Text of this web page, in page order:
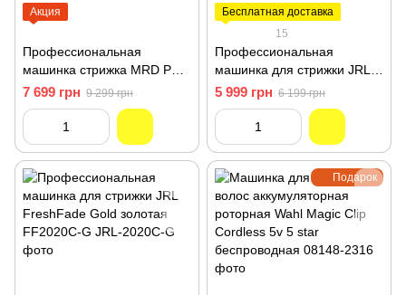
Акция
Профессиональная
машинка стрижка MRD PRO
Smartbrain 2.0 Orange HC-
90-4HO
7 699 грн 9 299 грн
Бесплатная доставка
15
Профессиональная
машинка для стрижки JRL
FreshFade FF2020C
серебристая
5 999 грн 6 199 грн
Подарок